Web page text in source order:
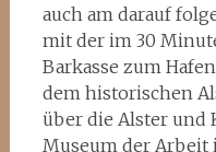
auch am darauf
mit der im 30
Barkasse zum
dem historischen
über die Alster und
Museum der Arbeit